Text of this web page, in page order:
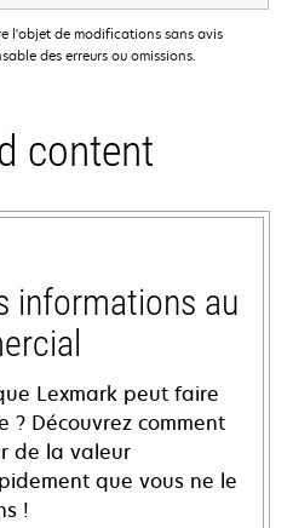
l'objet de modifications sans avis
des erreurs ou omissions.
content
informations au
Lexmark peut faire
? Découvrez comment
de la valeur
que vous ne le
!